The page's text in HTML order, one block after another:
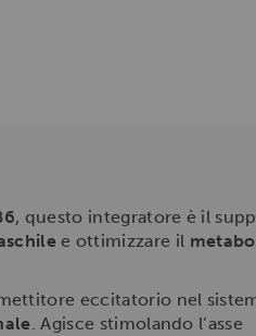
, questo integratore è il
e ottimizzare il
eccitatorio nel
. Agisce stimolando l’asse